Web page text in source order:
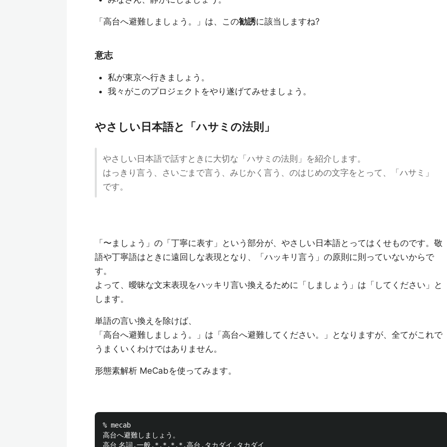
「高台へ避難しましょう。」は、この勧誘に該当しますね?
意志
私が東京へ行きましょう。
我々がこのプロジェクトをやり遂げてみせましょう。
やさしい日本語と「ハサミの法則」
やさしい日本語で話すときに大切な「ハサミの法則」を紹介します。
はっきり言う、さいごまで言う、みじかく言う、のはじめの文字をとって、「ハサミ」
です。
「〜ましょう」の「丁寧に表す」という部分が、やさしい日本語とってはくせものです。敬
語や丁寧語はときに遠回しな表現となり、「ハッキリ言う」の原則に則っていないからで
す。
よって、曖昧な文末表現をハッキリ言い換えるために「しましょう」は「してください」と
します。
単語の言い換えを除けば、
「高台へ避難しましょう。」は「高台へ避難してください。」となりますが、全てがこれで
うまくいくわけではありません。
形態素解析 MeCabを使ってみます。
% mecab
高台へ避難しましょう。
高台	名詞,一般,*,*,*,*,高台,タカダイ,タカダイ